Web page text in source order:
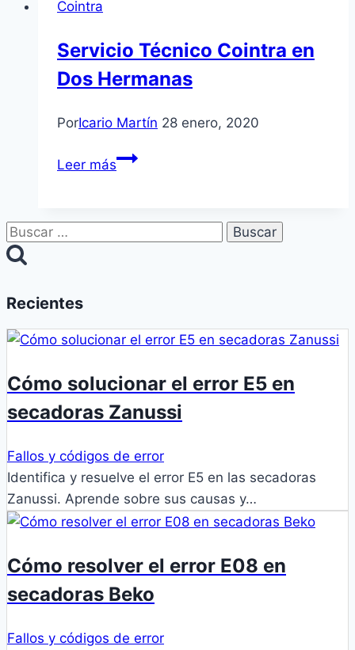
Cointra
Servicio Técnico Cointra en
Dos Hermanas
PorIcario Martín 28 enero, 2020
Leer másServicio
en
Dos
Buscar:
Recientes
Cómo solucionar el error E5 en
secadoras Zanussi
Fallos y códigos de error
Identifica y resuelve el error E5 en las secadoras
Zanussi. Aprende sobre sus causas y…
Cómo resolver el error E08 en
secadoras Beko
Fallos y códigos de error